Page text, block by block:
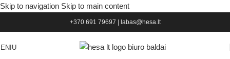
Skip to navigation Skip to main content
+370 691 79697 labas@hesa.lt